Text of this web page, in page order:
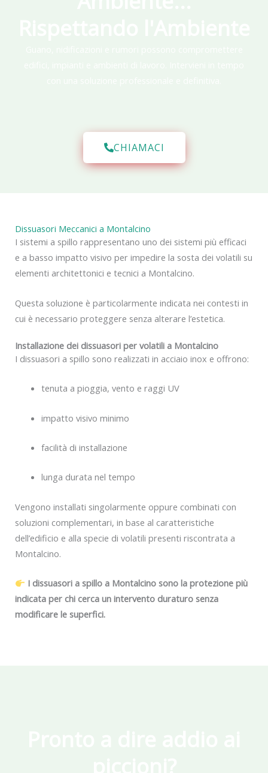
CHIAMACI
Dissuasori Meccanici a Montalcino
I sistemi a spillo rappresentano uno dei sistemi più efficaci
e a basso impatto visivo per impedire la sosta dei volatili su
elementi architettonici e tecnici a Montalcino.
Questa soluzione è particolarmente indicata nei contesti in
cui è necessario proteggere senza alterare l’estetica.
Installazione dei dissuasori per volatili a Montalcino
I dissuasori a spillo sono realizzati in acciaio inox e offrono:
tenuta a pioggia, vento e raggi UV
impatto visivo minimo
facilità di installazione
lunga durata nel tempo
Vengono installati singolarmente oppure combinati con
soluzioni complementari, in base al caratteristiche
dell’edificio e alla specie di volatili presenti riscontrata a
Montalcino.
I dissuasori a spillo a Montalcino sono la protezione più
indicata per chi cerca un intervento duraturo senza
modificare le superfici.